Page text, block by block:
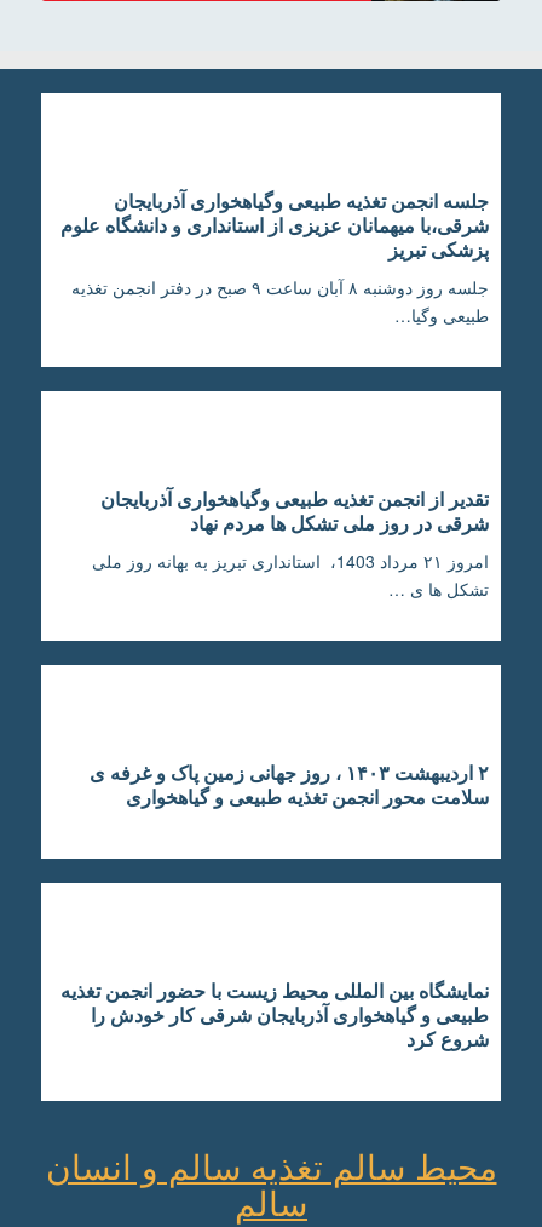
جلسه انجمن تغذیه طبیعی وگیاهخواری آذربایجان
شرقی،با میهمانان عزیزی از استانداری و دانشگاه علوم
پزشکی تبریز
جلسه روز دوشنبه ۸ آبان ساعت ۹ صبح در دفتر انجمن تغذیه
طبیعی وگیا…
تقدیر از انجمن تغذیه طبیعی وگیاهخواری آذربایجان
شرقی در روز ملی تشکل ها مردم نهاد
امروز ۲۱ مرداد 1403، استانداری تبریز به بهانه روز ملی
تشکل ها ی …
۲ اردیبهشت ۱۴۰۳ ، روز جهانی زمین پاک و غرفه ی
سلامت محور انجمن تغذیه طبیعی و گیاهخواری
نمایشگاه بین المللی محیط زیست با حضور انجمن تغذیه
طبیعی و گیاهخواری آذربایجان شرقی کار خودش را
شروع کرد
محیط سالم تغذیه سالم و انسان
سالم